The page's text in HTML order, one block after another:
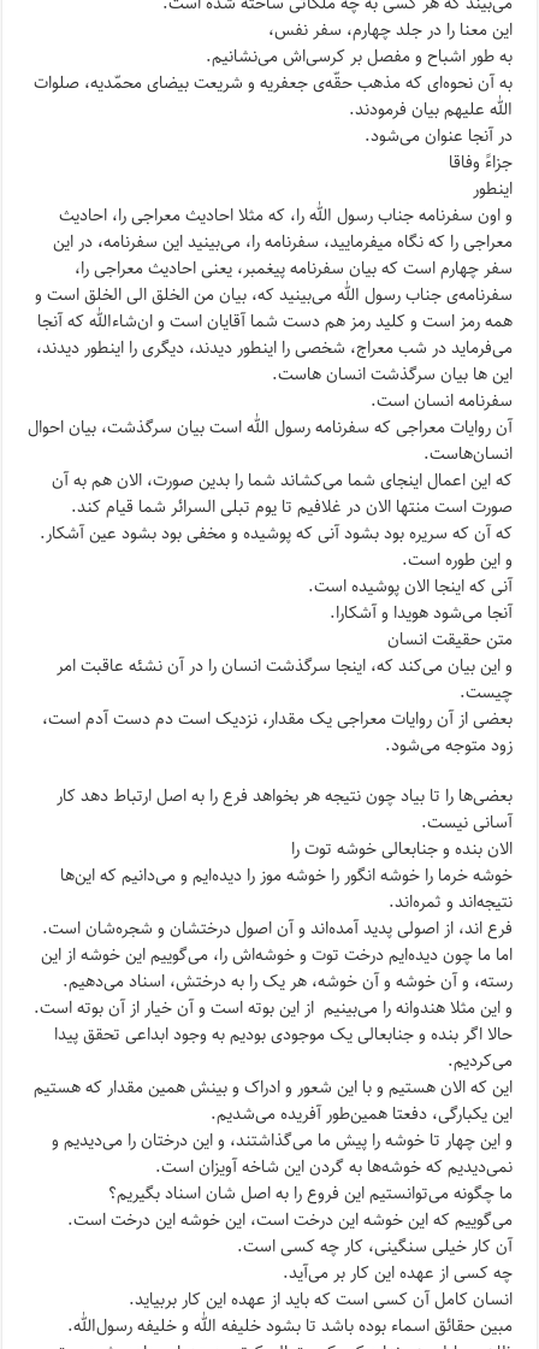
این معنا را در جلد چهارم، سفر نفس،
به طور اشباح و مفصل بر کرسی‌اش می‌نشانیم.
به آن نحوه‌ای که مذهب حقّه‌ی جعفریه و شریعت بیضای محمّدیه، صلوات
الله علیهم بیان فرمودند.
در آنجا عنوان می‌شود.
جزاءً وفاقا
اینطور
و اون سفرنامه جناب رسول الله را، که مثلا احادیث معراجی را، احادیث
معراجی را که نگاه میفرمایید، سفرنامه را، می‌بینید این سفرنامه، در این
سفر چهارم است که بیان سفرنامه پیغمبر، یعنی احادیث معراجی را،
سفرنامه‌ی جناب رسول الله می‌بینید که، بیان من الخلق الی الخلق است و
همه رمز است و کلید رمز هم دست شما آقایان است و ان‌شاء‌الله که آنجا
می‌فرماید در شب معراج، شخصی را اینطور دیدند، دیگری را اینطور دیدند،
این ها بیان سرگذشت انسان هاست.
سفرنامه انسان است.
آن روایات معراجی که سفرنامه رسول الله است بیان سرگذشت، بیان احوال
انسان‌هاست.
که این اعمال اینجای شما می‌کشاند شما را بدین صورت، الان هم به آن
صورت است منتها الان در غلافیم تا یوم تبلی السرائر شما قیام کند.
که آن که سریره بود بشود آنی که پوشیده و مخفی بود بشود عین آشکار.
و این طوره است.
آنی که اینجا الان پو‌شیده است.
آنجا می‌شود هویدا و آشکارا.
متن حقیقت انسان
و این بیان می‌کند که، اینجا سرگذشت انسان را در آن نشئه عاقبت امر
چیست.
بعضی از آن روایات معراجی یک مقدار، نزدیک است دم دست آدم است،
زود متوجه می‌شود.
بعضی‌ها را تا بیاد چون نتیجه هر بخواهد فرع را به اصل ارتباط دهد کار
آسانی نیست.
الان بنده و جنابعالی خوشه توت را
خوشه خرما را خوشه انگور را خوشه موز را دیده‌ایم و می‌دانیم که این‌ها
نتیجه‌اند و ثمره‌اند.
فرع اند، از اصولی پدید آمده‌اند و آن اصول درختشان و شجره‌شان است.
اما ما چون دیده‌ایم درخت توت و خوشه‌اش را، می‌گوییم این خوشه از این
رسته، و آن خوشه و آن خوشه، هر یک را به درختش، اسناد می‌دهیم.
و این مثلا هندوانه را می‌بینیم از این بوته است و آن خیار از آن بوته است.
حالا اگر بنده و جنابعالی یک موجودی بودیم به وجود ابداعی تحقق پیدا
می‌کردیم.
این که الان هستیم و با این شعور و ادراک و بینش همین مقدار که هستیم
این یکبارگی، دفعتا همین‌طور آفریده می‌شدیم.
و این چهار تا خوشه را پیش ما می‌گذاشتند، و این درختان را می‌دیدیم و
نمی‌دیدیم که خوشه‌ها به گردن این شاخه آویزان است.
ما چگونه می‌توانستیم این فروع را به اصل شان اسناد بگیریم؟
می‌گوییم که این خوشه این درخت است، این خوشه این درخت است.
آن کار خیلی سنگینی، کار چه کسی است.
چه کسی از عهده این کار بر می‌آید.
انسان کامل آن کسی است که باید از عهده این کار بربیاید.
مبین حقائق اسماء بوده باشد تا بشود خلیفه الله و خلیفه رسول‌الله.